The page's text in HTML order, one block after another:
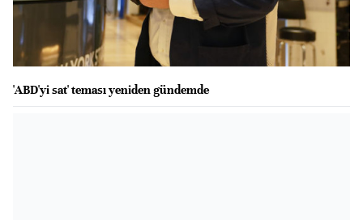
'ABD'yi sat' teması yeniden gündemde